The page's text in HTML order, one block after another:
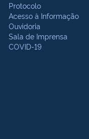
Protocolo
Acesso à Informação
Ouvidoria
Sala de Imprensa
COVID-19